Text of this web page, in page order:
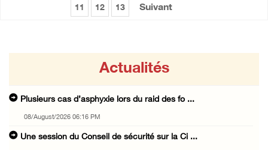
11 12 13 Suivant
Actualités
Plusieurs cas d’asphyxie lors du raid des fo ...
08/August/2026 06:16 PM
Une session du Conseil de sécurité sur la Ci ...